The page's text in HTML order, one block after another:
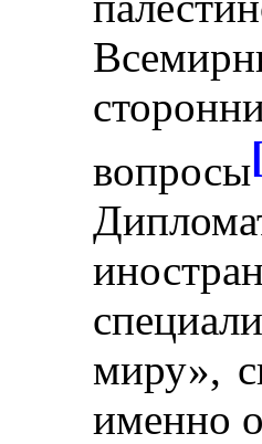
вопросы
миру»,
именно